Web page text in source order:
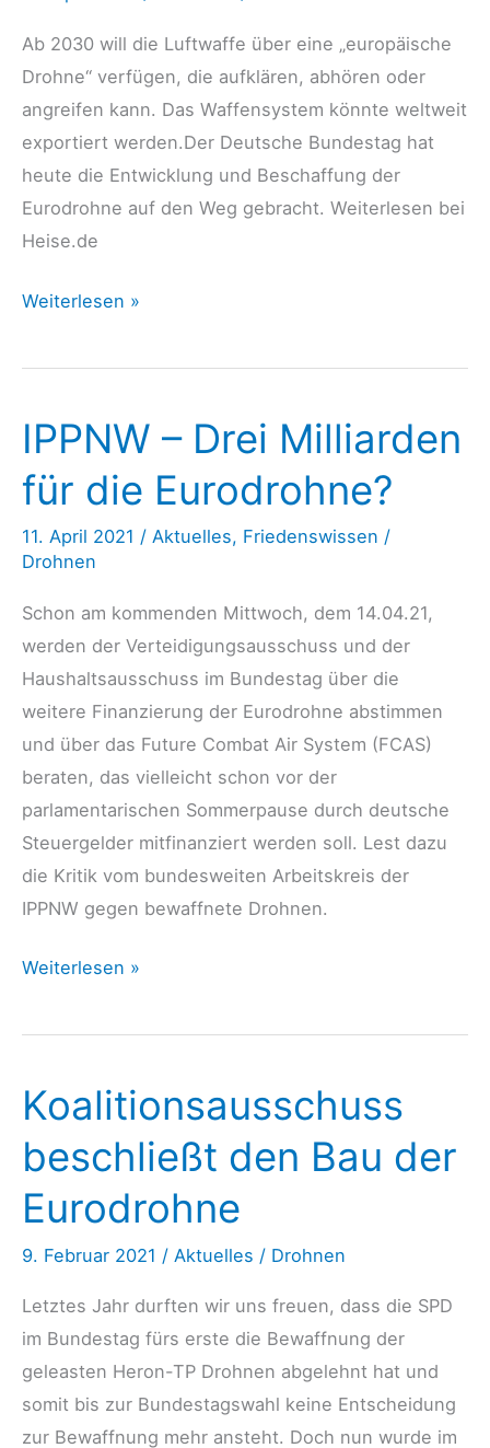
Wie
können
deutsche
Kampfdrohnen
gestoppt
werden?
Ab 2030 will die Luftwaffe über eine „europäische
Drohne“ verfügen, die aufklären, abhören oder
angreifen kann. Das Waffensystem könnte weltweit
exportiert werden.Der Deutsche Bundestag hat
heute die Entwicklung und Beschaffung der
Eurodrohne auf den Weg gebracht. Weiterlesen bei
Heise.de
SPD
EU-
durch
Weiterlesen »
IPPNW – Drei Milliarden
für die Eurodrohne?
11. April 2021 / Aktuelles, Friedenswissen /
Drohnen
Schon am kommenden Mittwoch, dem 14.04.21,
werden der Verteidigungsausschuss und der
Haushaltsausschuss im Bundestag über die
weitere Finanzierung der Eurodrohne abstimmen
und über das Future Combat Air System (FCAS)
beraten, das vielleicht schon vor der
parlamentarischen Sommerpause durch deutsche
Steuergelder mitfinanziert werden soll. Lest dazu
die Kritik vom bundesweiten Arbeitskreis der
IPPNW gegen bewaffnete Drohnen.
IPPNW
Drei
für
Eurodrohne?
Weiterlesen »
Koalitionsausschuss
beschließt den Bau der
Eurodrohne
9. Februar 2021 / Aktuelles / Drohnen
Letztes Jahr durften wir uns freuen, dass die SPD
im Bundestag fürs erste die Bewaffnung der
geleasten Heron-TP Drohnen abgelehnt hat und
somit bis zur Bundestagswahl keine Entscheidung
zur Bewaffnung mehr ansteht. Doch nun wurde im